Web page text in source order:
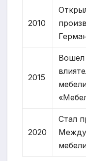
2010
2015
Вошел
2020
Стал